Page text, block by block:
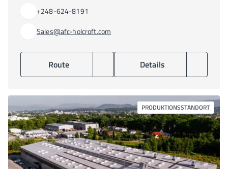
+248-624-8191
Sales@afc-holcroft.com
Route Details
PRODUKTIONSSTANDORT